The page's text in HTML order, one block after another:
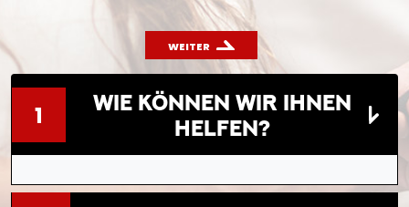
WEITER
1
WIE KÖNNEN WIR IHNEN
HELFEN?